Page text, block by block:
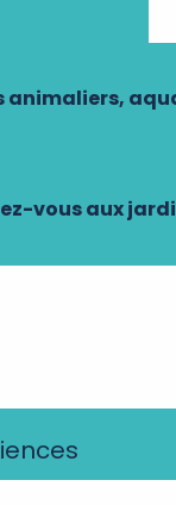
animaliers,
vous aux
un
les
églises,
des
un bon
paysages
et
cadre de vie
des